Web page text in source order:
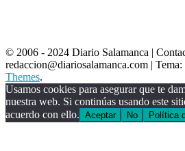
© 2006 - 2024 Diario Salamanca |
redaccion@diariosalamanca.com |
Themes.
Usamos cookies para asegurar que te
nuestra web. Si continúas usando este
acuerdo con ello. Aceptar No Política